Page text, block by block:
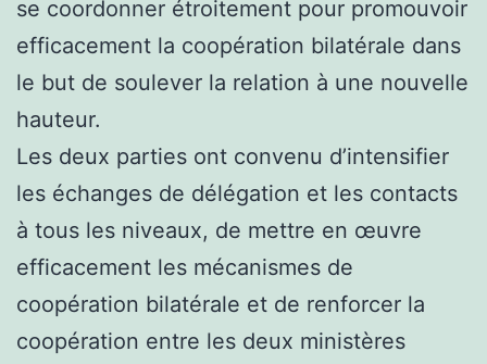
se coordonner étroitement pour promouvoir
efficacement la coopération bilatérale dans
le but de soulever la relation à une nouvelle
hauteur.
Les deux parties ont convenu d’intensifier
les échanges de délégation et les contacts
à tous les niveaux, de mettre en œuvre
efficacement les mécanismes de
coopération bilatérale et de renforcer la
coopération entre les deux ministères